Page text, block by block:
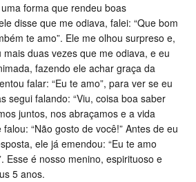
forma que rendeu boas
disse que me odiava, falei: “Que bom
te amo”. Ele me olhou surpreso e,
duas vezes que me odiava, e eu
fazendo ele achar graça da
falar: “Eu te amo”, para ver se eu
segui falando: “Viu, coisa boa saber
juntos, nos abraçamos e a vida
“Não gosto de você!” Antes de eu
ele já emendou: “Eu te amo
Esse é nosso menino, espirituoso e
5 anos.